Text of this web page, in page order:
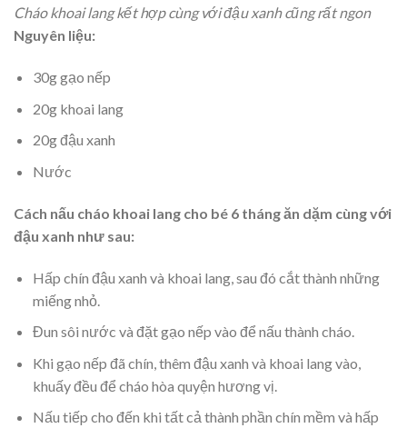
Cháo khoai lang kết hợp cùng với đậu xanh cũng rất ngon
Nguyên liệu:
30g gạo nếp
20g khoai lang
20g đậu xanh
Nước
Cách nấu cháo khoai lang cho bé 6 tháng ăn dặm cùng với
đậu xanh như sau:
Hấp chín đậu xanh và khoai lang, sau đó cắt thành những
miếng nhỏ.
Đun sôi nước và đặt gạo nếp vào để nấu thành cháo.
Khi gạo nếp đã chín, thêm đậu xanh và khoai lang vào,
khuấy đều để cháo hòa quyện hương vị.
Nấu tiếp cho đến khi tất cả thành phần chín mềm và hấp